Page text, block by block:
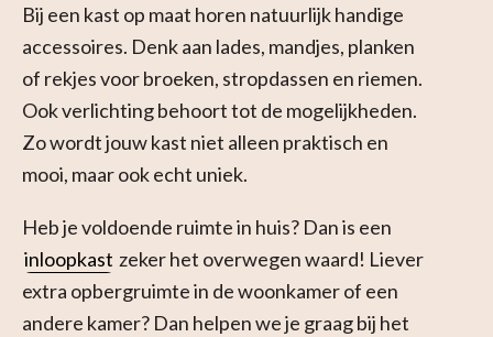
Bij een kast op maat horen natuurlijk handige
accessoires. Denk aan lades, mandjes, planken
of rekjes voor broeken, stropdassen en riemen.
Ook verlichting behoort tot de mogelijkheden.
Zo wordt jouw kast niet alleen praktisch en
mooi, maar ook echt uniek.
Heb je voldoende ruimte in huis? Dan is een
inloopkast zeker het overwegen waard! Liever
extra opbergruimte in de woonkamer of een
andere kamer? Dan helpen we je graag bij het